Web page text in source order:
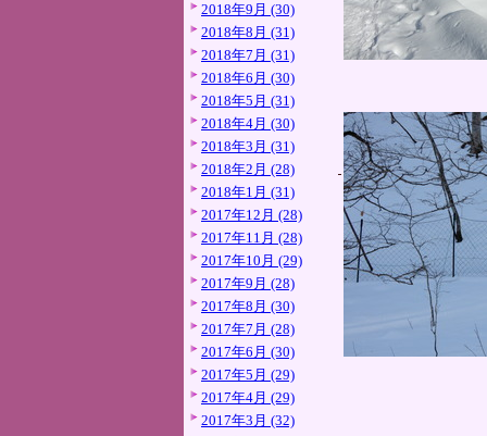
2018年9月 (30)
2018年8月 (31)
2018年7月 (31)
2018年6月 (30)
2018年5月 (31)
2018年4月 (30)
2018年3月 (31)
2018年2月 (28)
2018年1月 (31)
2017年12月 (28)
2017年11月 (28)
2017年10月 (29)
2017年9月 (28)
2017年8月 (30)
2017年7月 (28)
2017年6月 (30)
2017年5月 (29)
2017年4月 (29)
2017年3月 (32)